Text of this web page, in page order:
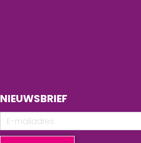
NIEUWSBRIEF